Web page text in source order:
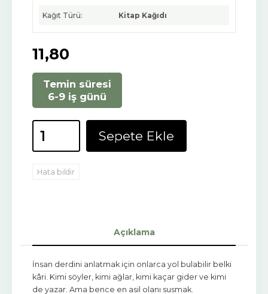
Kağıt Türü: Kitap Kağıdı
11,80
Temin süresi
6-9 iş günü
Sepete Ekle
Hata bildir
Açıklama
İnsan derdini anlatmak için onlarca yol bulabilir belki
kâri. Kimi söyler, kimi ağlar, kimi kaçar gider ve kimi
de yazar. Ama bence en asil olanı susmak.